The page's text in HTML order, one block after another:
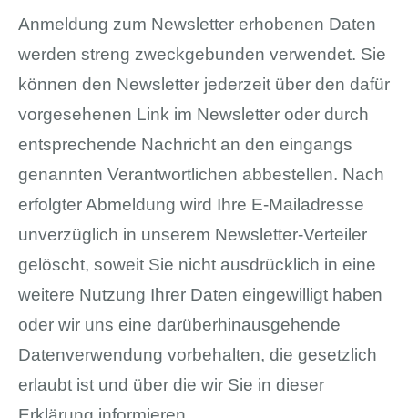
Anmeldung zum Newsletter erhobenen Daten
werden streng zweckgebunden verwendet. Sie
können den Newsletter jederzeit über den dafür
vorgesehenen Link im Newsletter oder durch
entsprechende Nachricht an den eingangs
genannten Verantwortlichen abbestellen. Nach
erfolgter Abmeldung wird Ihre E-Mailadresse
unverzüglich in unserem Newsletter-Verteiler
gelöscht, soweit Sie nicht ausdrücklich in eine
weitere Nutzung Ihrer Daten eingewilligt haben
oder wir uns eine darüberhinausgehende
Datenverwendung vorbehalten, die gesetzlich
erlaubt ist und über die wir Sie in dieser